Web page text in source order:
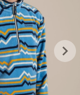
keyboard_arrow_right